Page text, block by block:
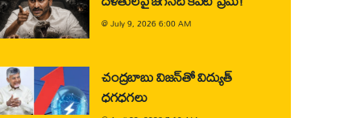
@July 9, 2026 6:00 AM
చంద్రబాబు విజన్‌తో విద్యుత్
ధగధగలు